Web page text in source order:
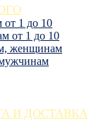
от 1 до 10
от 1 до 10
женщинам
И ДОСТАВКА